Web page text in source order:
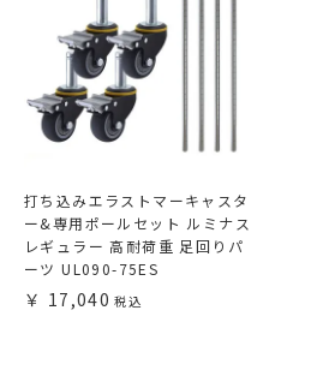
打ち込みエラストマーキャスタ
ー&専用ポールセット ルミナス
レギュラー 高耐荷重 足回りパ
ーツ UL090-75ES
17,040